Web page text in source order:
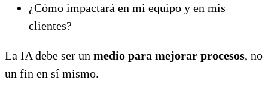
¿Cómo impactará en mi equipo y en mis
clientes?
La IA debe ser un medio para mejorar procesos, no
un fin en sí mismo.